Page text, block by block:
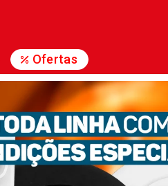
Ofertas